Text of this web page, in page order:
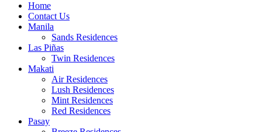
Home
Contact Us
Manila
Sands Residences
Las Piñas
Twin Residences
Makati
Air Residences
Lush Residences
Mint Residences
Red Residences
Pasay